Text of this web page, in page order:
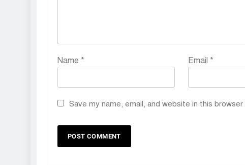
Name * Email *
Save my name, email, and website in this